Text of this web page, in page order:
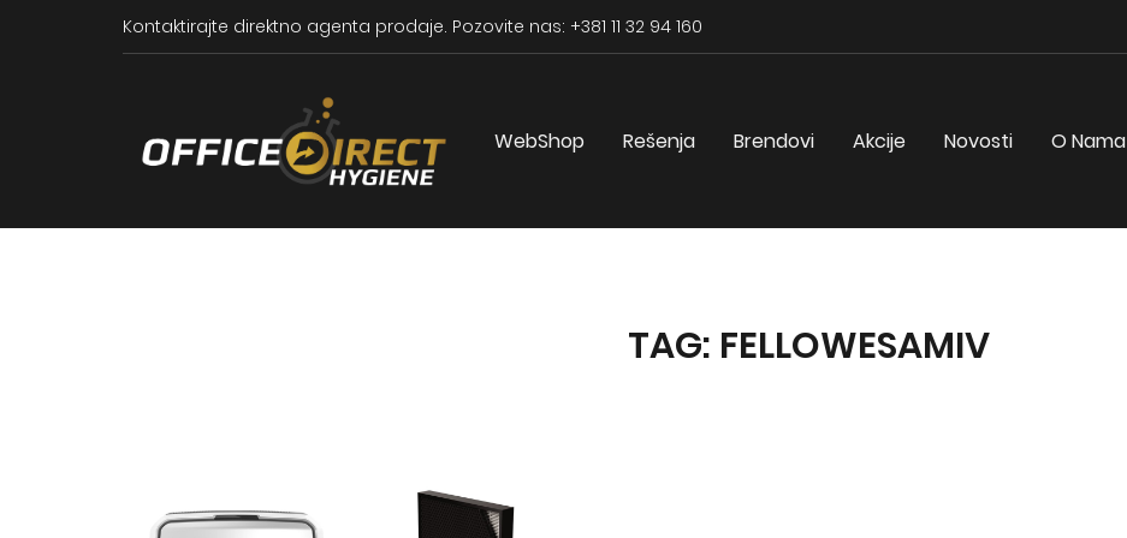
Kontaktirajte direktno agenta prodaje. Pozovite nas: +381 11 32 94 160
WebShop Rešenja Brendovi Akcije Novosti O Nama
TAG: FELLOWESAMIV